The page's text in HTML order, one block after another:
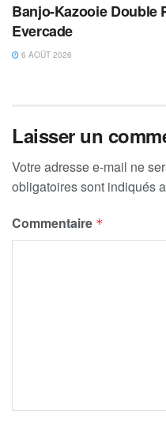
Banjo-Kazooie Double
Evercade
6 AOÛT 2026
Laisser un
Votre adresse e-mail ne
obligatoires sont indiqués
Commentaire *